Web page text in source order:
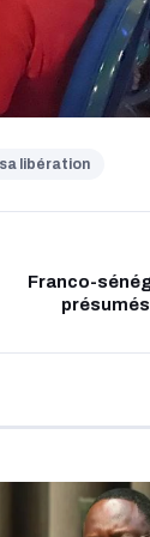
libération
Franco-